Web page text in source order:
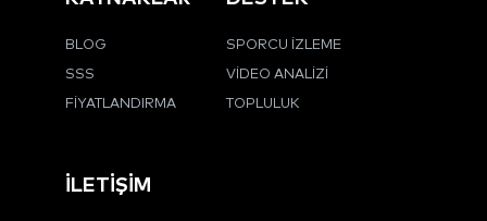
BLOG
SSS
FIYATLANDIRMA
SPORCU İZLEME
VIDEO ANALIZI
TOPLULUK
İLETIŞIM